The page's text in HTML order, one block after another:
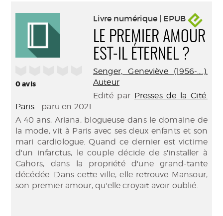
0avis
Livre numérique | EPUB
LE PREMIER AMOUR
EST-IL ÉTERNEL ?
Senger, Geneviève (1956-....).
Auteur
Edité par Presses de la Cité.
Paris- paru en 2021
A 40 ans, Ariana, blogueuse dans le domaine de
la mode, vit à Paris avec ses deux enfants et son
mari cardiologue. Quand ce dernier est victime
d'un infarctus, le couple décide de s'installer à
Cahors, dans la propriété d'une grand-tante
décédée. Dans cette ville, elle retrouve Mansour,
son premier amour, qu'elle croyait avoir oublié.